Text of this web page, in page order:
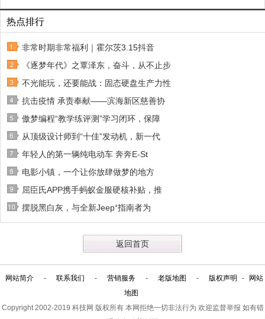
热点排行
非常时期非常福利｜霍尔茨3.15抖音
《逐梦年代》之覃泽东，奋斗，从不止步
不光能玩，还要能战：固态硬盘生产力性
抗击疫情 承责奉献——滨海新区慈善协
傲梦编程“教学练评测”学习闭环，保障
从顶级设计师到“十佳”发动机，新一代
年轻人的第一辆纯电动车 奔奔E-St
电影小镇，一个让你放肆做梦的地方
屈臣氏APP携手蚂蚁金服硬核补贴，推
摆脱黑白灰，与全新Jeep⁺指南者为
返回首页
网站简介 - 联系我们 - 营销服务 - 老版地图 - 版权声明 -
网站
地图
Copyright 2002-2019 科技网 版权所有 本网拒绝一切非法行为 欢迎监督举报 如有错